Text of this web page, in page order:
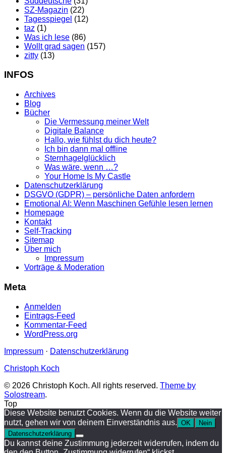
SZ-Magazin (22)
Tagesspiegel (12)
taz (1)
Was ich lese (86)
Wollt grad sagen (157)
zitty (13)
INFOS
Archives
Blog
Bücher
Die Vermessung meiner Welt
Digitale Balance
Hallo, wie fühlst du dich heute?
Ich bin dann mal offline
Sternhagelglücklich
Was wäre, wenn …?
Your Home Is My Castle
Datenschutzerklärung
DSGVO (GDPR) – persönliche Daten anfordern
Emotional AI: Wenn Maschinen Gefühle lesen lernen
Homepage
Kontakt
Self-Tracking
Sitemap
Über mich
Impressum
Vorträge & Moderation
Meta
Anmelden
Eintrags-Feed
Kommentar-Feed
WordPress.org
Impressum · Datenschutzerklärung
Christoph Koch
© 2026 Christoph Koch. All rights reserved. Theme by
Solostream.
Top
Diese Website benutzt Cookies. Wenn du die Website weiter
nutzt, gehen wir von deinem Einverständnis aus. OK
Nein
Datenschutzerklärung
Du kannst deine Zustimmung jederzeit widerrufen, indem du